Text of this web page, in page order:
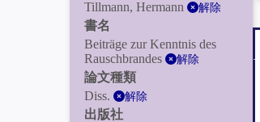
Tillmann, Hermann
解除
書名
Beiträge zur Kenntnis des
Rauschbrandes
解除
論文種類
Diss.
解除
出版社